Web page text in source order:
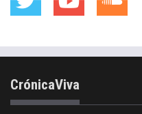
CrónicaViva